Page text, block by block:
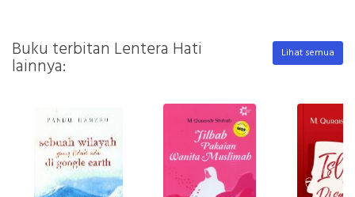
Buku terbitan Lentera Hati
lainnya:
Lihat semua